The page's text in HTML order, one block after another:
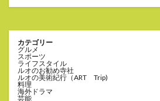
カテゴリー
グルメ
スポーツ
ライフスタイル
ルオのお勧め寺社
ルオの美術紀行（ART Trip)
料理
海外ドラマ
芸能